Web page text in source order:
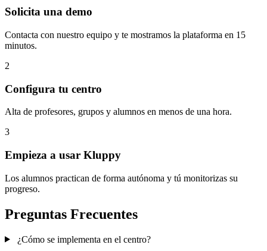
Solicita una demo
Contacta con nuestro equipo y te mostramos la plataforma en 15
minutos.
2
Configura tu centro
Alta de profesores, grupos y alumnos en menos de una hora.
3
Empieza a usar Kluppy
Los alumnos practican de forma autónoma y tú monitorizas su
progreso.
Preguntas Frecuentes
¿Cómo se implementa en el centro?